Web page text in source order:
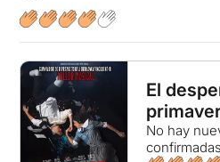
El
No hay
confirmadas